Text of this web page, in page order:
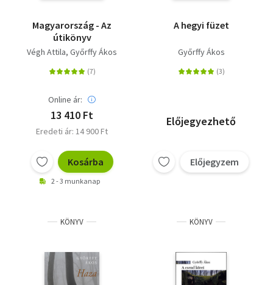
Magyarország - Az
útikönyv
Végh Attila Győrffy Ákos
Online ár:
13 410 Ft
Eredeti ár: 14 900 Ft
Kosárba
2 - 3 munkanap
A hegyi füzet
Győrffy Ákos
Előjegyezhető
Előjegyzem
KÖNYV KÖNYV